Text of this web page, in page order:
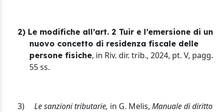
2) Le modifiche all’art. 2 Tuir e l’emersione di un
nuovo concetto di residenza fiscale delle
persone fisiche, in Riv. dir. trib., 2024, pt. V, pagg.
55 ss.
3) Le sanzioni tributarie, in G. Melis, Manuale di diritto